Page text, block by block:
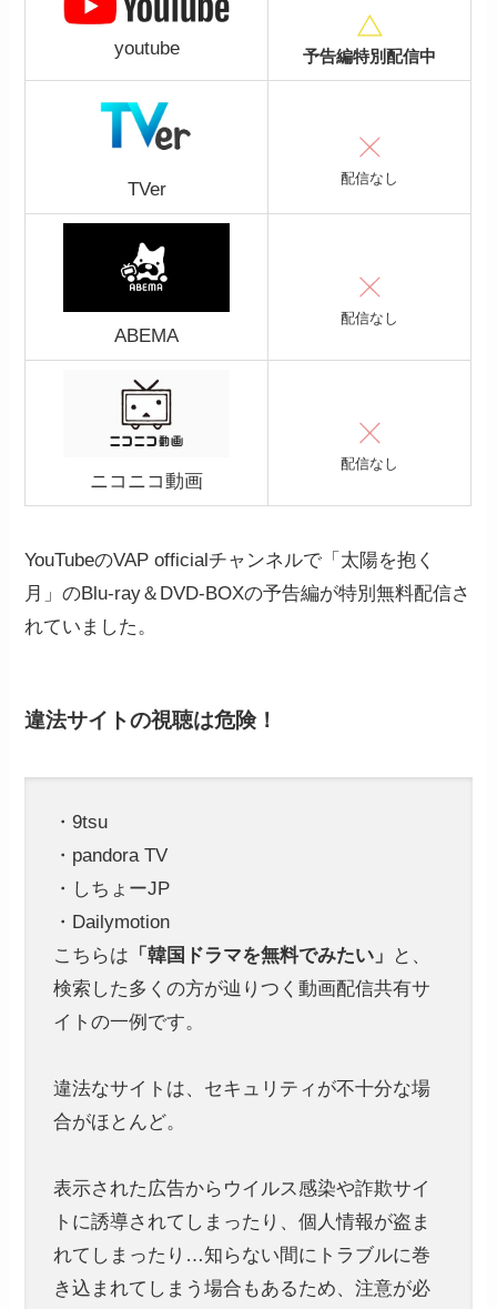
youtube 予告編特別配信中
TVer
配信なし
ABEMA
配信なし
ニコニコ動画
配信なし
YouTubeのVAP officialチャンネルで「太陽を抱く
月」のBlu-ray＆DVD-BOXの予告編が特別無料配信さ
れていました。
違法サイトの視聴は危険！
・9tsu
・pandora TV
・しちょーJP
・Dailymotion
こちらは 「韓国ドラマを無料でみたい」
と、
検索した多くの方が辿りつく動画配信共有サ
イトの一例です。
違法なサイトは、セキュリティが不十分な場
合がほとんど。
表示された広告からウイルス感染や詐欺サイ
トに誘導されてしまったり、個人情報が盗ま
れてしまったり…知らない間にトラブルに巻
き込まれてしまう場合もあるため、注意が必